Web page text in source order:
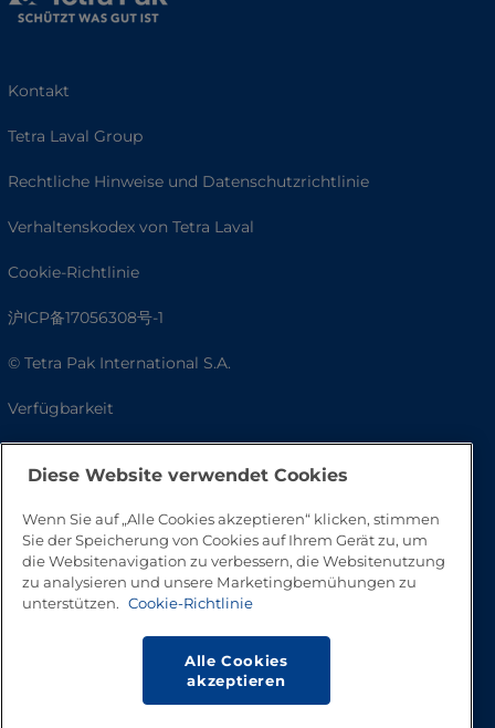
Kontakt
Tetra Laval Group
Rechtliche Hinweise und Datenschutzrichtlinie
Verhaltenskodex von Tetra Laval
Cookie-Richtlinie
沪ICP备17056308号-1
© Tetra Pak International S.A.
Verfügbarkeit
Diese Website verwendet Cookies
Wenn Sie auf „Alle Cookies akzeptieren“ klicken, stimmen
Sie der Speicherung von Cookies auf Ihrem Gerät zu, um
die Websitenavigation zu verbessern, die Websitenutzung
zu analysieren und unsere Marketingbemühungen zu
unterstützen. Cookie-Richtlinie
Alle Cookies
akzeptieren